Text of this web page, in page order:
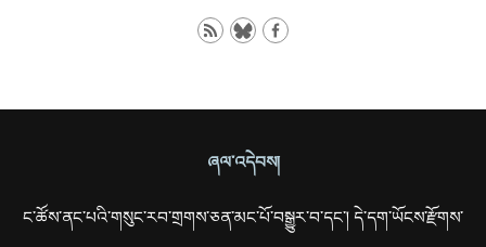
ཞལ་འདེབས།
ང་ཚོས་ནང་པའི་གསུང་རབ་གྲགས་ཅན་མང་པོ་བསྒྱུར་བ་དང་། དེ་དག་ཡོངས་རྫོགས་